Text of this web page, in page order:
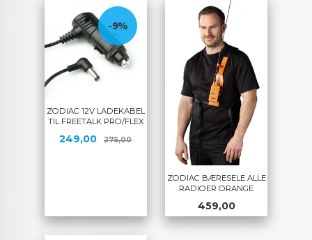
ZODIAC 12V LADEKABEL
TIL FREETALK PRO/FLEX
Tilbud
249,00 275,00Rabatt
-9%
ZODIAC BÆRESELE ALLE
RADIOER ORANGE
Pris
459,00